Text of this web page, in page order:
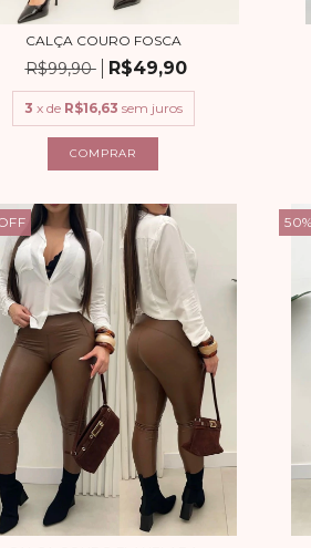
CALÇA COURO FOSCA
R$99,90 R$49,90
3 x de R$16,63 sem juros
COMPRAR
50%